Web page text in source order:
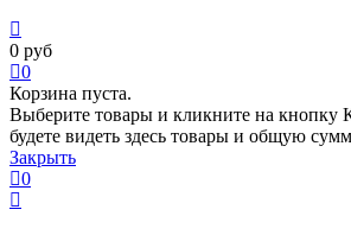
0 руб
0
Корзина пуста.
Выберите товары и кликните на кнопку
будете видеть здесь товары и общую
Закрыть
0